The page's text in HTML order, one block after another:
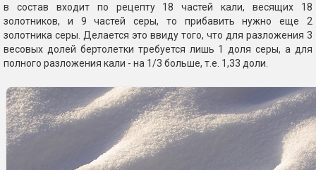
в состав входит по рецепту 18 частей кали, весящих 18
золотников, и 9 частей серы, то прибавить нужно еще 2
золотника серы. Делается это ввиду того, что для разложения 3
весовых долей бертолетки требуется лишь 1 доля серы, а для
полного разложения кали - на 1/3 больше, т.е. 1,33 доли.